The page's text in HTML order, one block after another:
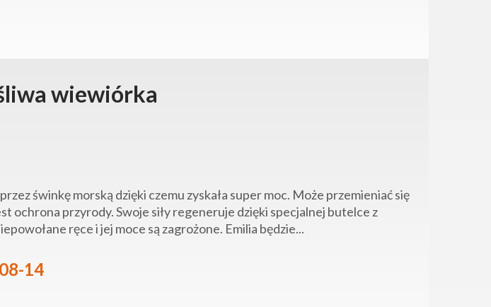
wiewiórka
świnkę morską dzięki czemu zyskała super moc. Może przemieniać się
ochrona przyrody. Swoje siły regeneruje dzięki specjalnej butelce z
ręce i jej moce są zagrożone. Emilia będzie...
14